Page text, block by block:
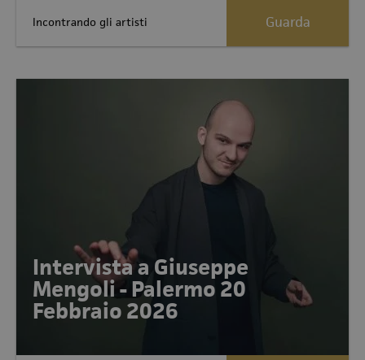
Incontrando gli artisti Guarda
Intervista a Giuseppe
Mengoli - Palermo 20
Febbraio 2026